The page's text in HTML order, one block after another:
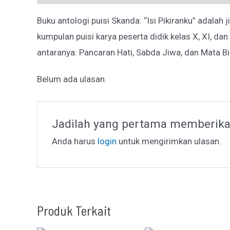
Buku antologi puisi Skanda: “Isi Pikiranku”
kumpulan puisi karya peserta didik kelas X, XI,
antaranya: Pancaran Hati, Sabda Jiwa, dan Mata
Belum ada ulasan.
Jadilah yang pertama
Anda harus login untuk mengirimkan ulasan.
Produk Terkait